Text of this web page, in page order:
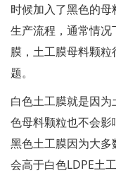
时候加入了黑色的
生产流程，通常情
膜，土工膜母料颗
题。
白色土工膜就是因
色母料颗粒也不会影
黑色土工膜因为大
会高于白色LDPE土工